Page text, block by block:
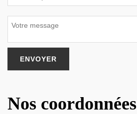
Nos coordonnées